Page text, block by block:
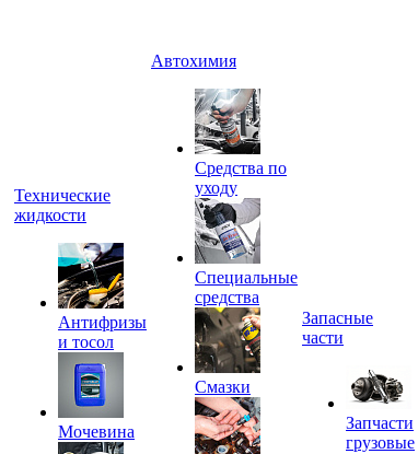
Технические
жидкости
Антифризы
и тосол
Мочевина
Автохимия
Средства по
уходу
Специальные
средства
Смазки
Запасные
части
Запчасти
грузовые